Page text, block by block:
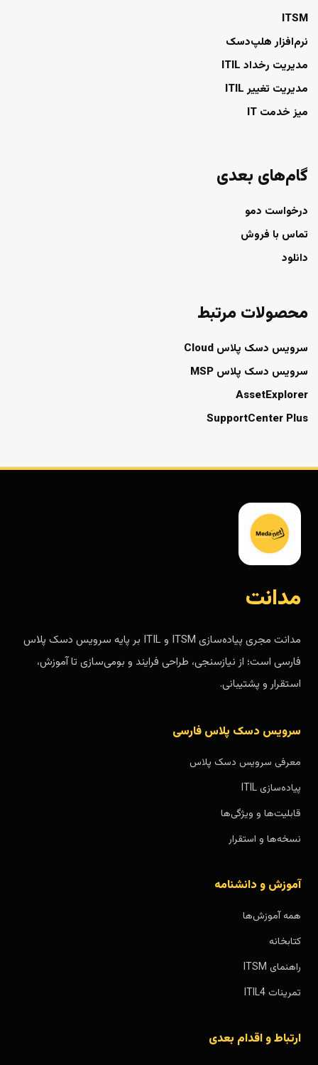
ITSM
نرم‌افزار هلپ‌دسک
مدیریت رخداد ITIL
مدیریت تغییر ITIL
میز خدمت IT
گام‌های بعدی
درخواست دمو
تماس با فروش
دانلود
محصولات مرتبط
سرویس دسک پلاس Cloud
سرویس دسک پلاس MSP
AssetExplorer
SupportCenter Plus
مدانت
مدانت مجری پیاده‌سازی ITSM و ITIL بر پایه سرویس دسک پلاس
فارسی است؛ از نیازسنجی، طراحی فرایند و بومی‌سازی تا آموزش،
استقرار و پشتیبانی.
سرویس دسک پلاس فارسی
معرفی سرویس دسک پلاس
پیاده‌سازی ITIL
قابلیت‌ها و ویژگی‌ها
نسخه‌ها و استقرار
آموزش و دانشنامه
همه آموزش‌ها
کتابخانه
راهنمای ITSM
تمرینات ITIL4
ارتباط و اقدام بعدی